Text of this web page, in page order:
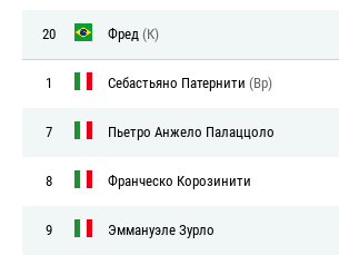
20 Фред (К)
1 Себастьяно Патернити (Вр)
7 Пьетро Анжело Палаццоло
8 Франческо Корозинити
9 Эммануэле Зурло